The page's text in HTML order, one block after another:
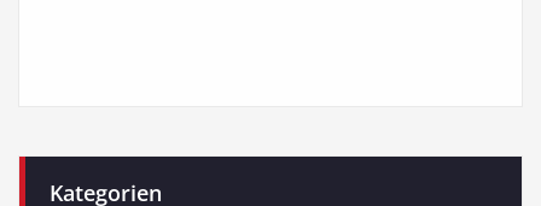
Kategorien